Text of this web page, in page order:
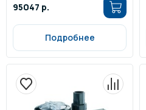
95047 р.
Подробнее